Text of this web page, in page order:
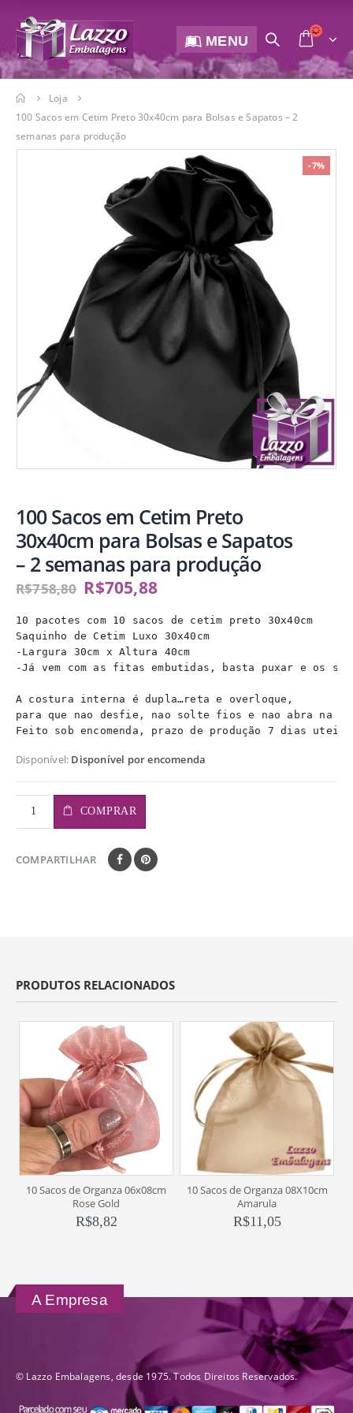
MENU
Loja
100 Sacos em Cetim Preto 30x40cm para Bolsas e Sapatos – 2
semanas para produção
-7%
100 Sacos em Cetim Preto
30x40cm para Bolsas e Sapatos
– 2 semanas para produção
R$758,80 R$705,88
10 pacotes com 10 sacos de cetim preto 30x40cm
Saquinho de Cetim Luxo 30x40cm
-Largura 30cm x Altura 40cm
-Já vem com as fitas embutidas, basta puxar e os
A costura interna é dupla…reta e overloque,
para que nao desfie, nao solte fios e nao abra na
Feito sob encomenda, prazo de produção 7 dias uteis.
Disponível: Disponível por encomenda
COMPRAR
COMPARTILHAR
PRODUTOS RELACIONADOS
10 Sacos de Organza 06x08cm
Rose Gold
R$8,82
10 Sacos de Organza 08X10cm
Amarula
R$11,05
A Empresa
© Lazzo Embalagens, desde 1975. Todos Direitos Reservados.